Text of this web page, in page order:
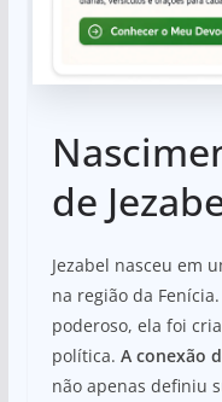
de
Jezabel nasceu em
na região da
poderoso, ela foi
política. A conexão
não apenas definiu